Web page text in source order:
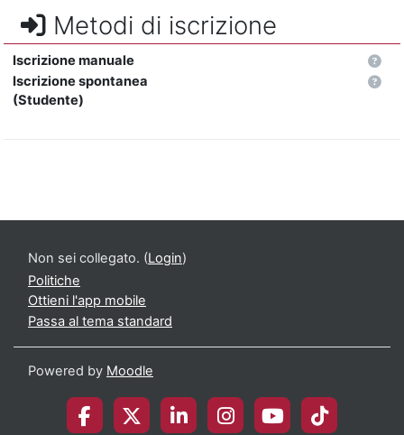
Metodi di iscrizione
Iscrizione manuale
Iscrizione spontanea
(Studente)
Non sei collegato. (Login)
Politiche
Ottieni l'app mobile
Passa al tema standard
Powered by Moodle